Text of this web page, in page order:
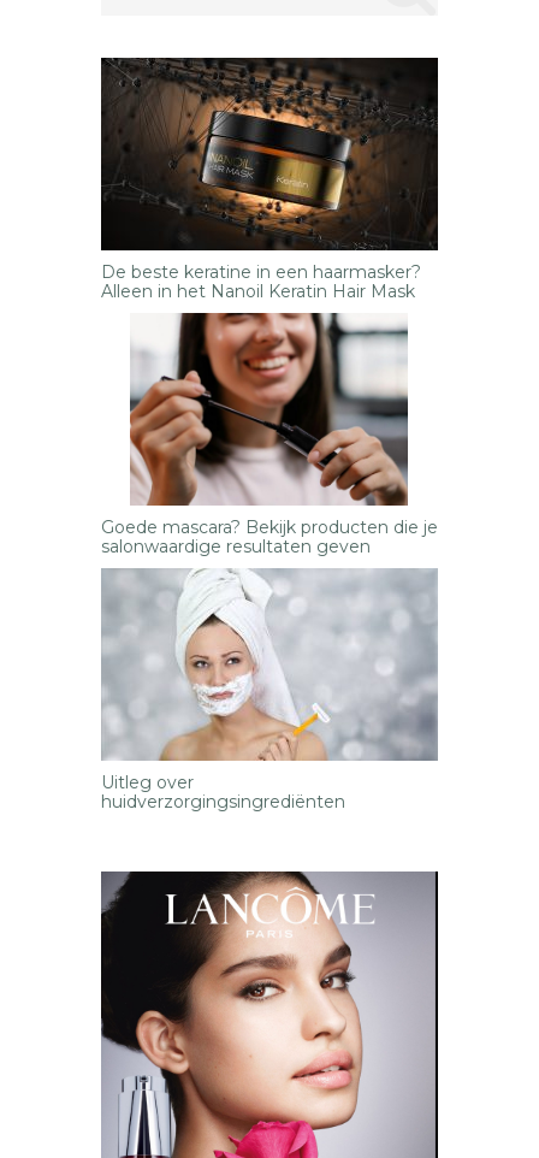
De beste keratine in een haarmasker?
Alleen in het Nanoil Keratin Hair Mask
Goede mascara? Bekijk producten die je
salonwaardige resultaten geven
Uitleg over
huidverzorgingsingrediënten